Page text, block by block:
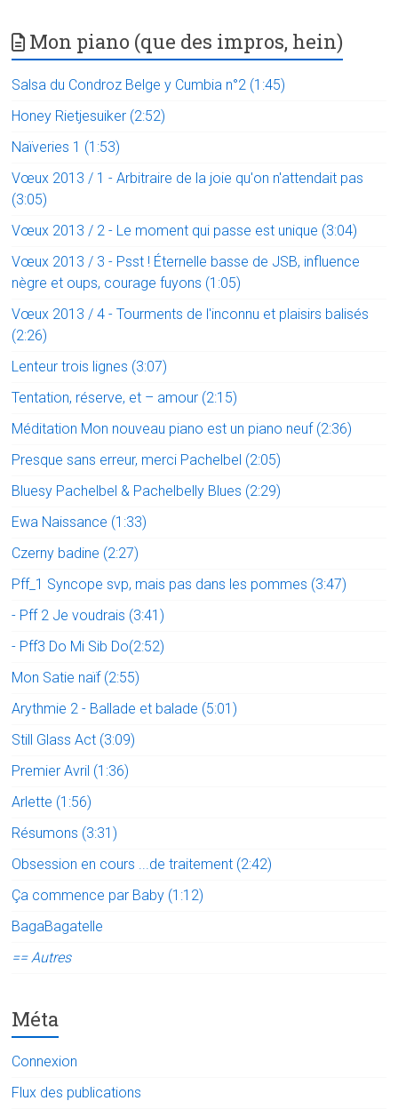
Mon piano (que des impros, hein)
Salsa du Condroz Belge y Cumbia n°2 (1:45)
Honey Rietjesuiker (2:52)
Naïveries 1 (1:53)
Vœux 2013 / 1 - Arbitraire de la joie qu'on n'attendait pas
(3:05)
Vœux 2013 / 2 - Le moment qui passe est unique (3:04)
Vœux 2013 / 3 - Psst ! Éternelle basse de JSB, influence
nègre et oups, courage fuyons (1:05)
Vœux 2013 / 4 - Tourments de l'inconnu et plaisirs balisés
(2:26)
Lenteur trois lignes (3:07)
Tentation, réserve, et – amour (2:15)
Méditation Mon nouveau piano est un piano neuf (2:36)
Presque sans erreur, merci Pachelbel (2:05)
Bluesy Pachelbel & Pachelbelly Blues (2:29)
Ewa Naissance (1:33)
Czerny badine (2:27)
Pff_1 Syncope svp, mais pas dans les pommes (3:47)
- Pff 2 Je voudrais (3:41)
- Pff3 Do Mi Sib Do(2:52)
Mon Satie naïf (2:55)
Arythmie 2 - Ballade et balade (5:01)
Still Glass Act (3:09)
Premier Avril (1:36)
Arlette (1:56)
Résumons (3:31)
Obsession en cours ...de traitement (2:42)
Ça commence par Baby (1:12)
BagaBagatelle
== Autres
Méta
Connexion
Flux des publications